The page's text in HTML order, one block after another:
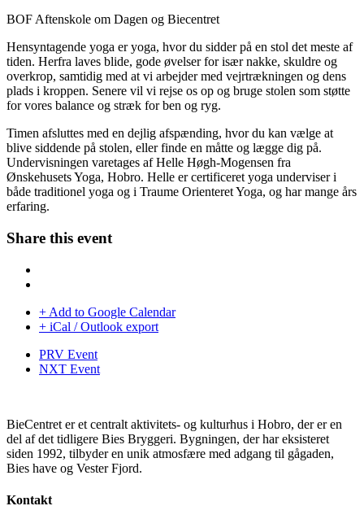
BOF Aftenskole om Dagen og Biecentret
Hensyntagende yoga er yoga, hvor du sidder på en stol det meste af
tiden. Herfra laves blide, gode øvelser for især nakke, skuldre og
overkrop, samtidig med at vi arbejder med vejrtrækningen og dens
plads i kroppen. Senere vil vi rejse os op og bruge stolen som støtte
for vores balance og stræk for ben og ryg.
Timen afsluttes med en dejlig afspænding, hvor du kan vælge at
blive siddende på stolen, eller finde en måtte og lægge dig på.
Undervisningen varetages af Helle Høgh-Mogensen fra
Ønskehusets Yoga, Hobro. Helle er certificeret yoga underviser i
både traditionel yoga og i Traume Orienteret Yoga, og har mange års
erfaring.
Share this event
+ Add to Google Calendar
+ iCal / Outlook export
PRV Event
NXT Event
BieCentret er et centralt aktivitets- og kulturhus i Hobro, der er en
del af det tidligere Bies Bryggeri. Bygningen, der har eksisteret
siden 1992, tilbyder en unik atmosfære med adgang til gågaden,
Bies have og Vester Fjord.
Kontakt